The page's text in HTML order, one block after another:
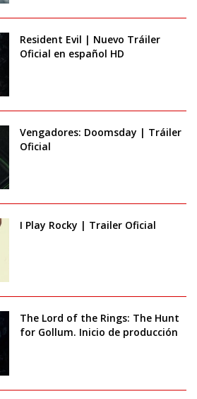
Resident Evil | Nuevo Tráiler
Oficial en español HD
Vengadores: Doomsday | Tráiler
Oficial
I Play Rocky | Trailer Oficial
The Lord of the Rings: The Hunt
for Gollum. Inicio de producción